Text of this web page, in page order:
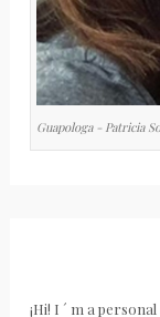
Guapologa - Patricia
¡Hi! I ´ m a